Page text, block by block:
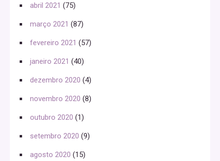
abril 2021 (75)
março 2021 (87)
fevereiro 2021 (57)
janeiro 2021 (40)
dezembro 2020 (4)
novembro 2020 (8)
outubro 2020 (1)
setembro 2020 (9)
agosto 2020 (15)